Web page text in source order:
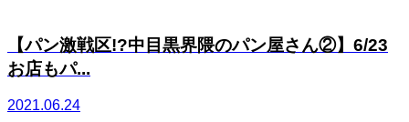
【パン激戦区!?中目黒界隈のパン屋さん②】6/23
お店もパ...
2021.06.24